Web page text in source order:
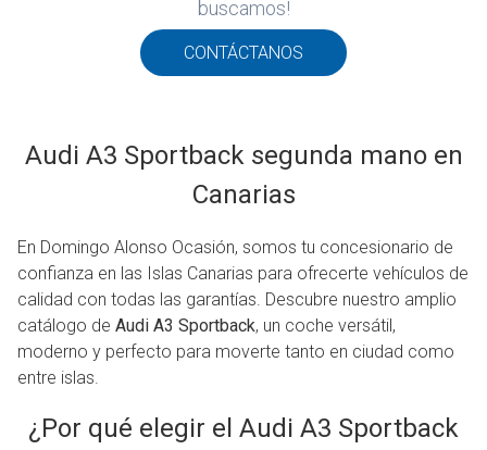
buscamos!
CONTÁCTANOS
Audi A3 Sportback segunda mano en
Canarias
En Domingo Alonso Ocasión, somos tu concesionario de
confianza en las Islas Canarias para ofrecerte vehículos de
calidad con todas las garantías. Descubre nuestro amplio
catálogo de Audi A3 Sportback, un coche versátil,
moderno y perfecto para moverte tanto en ciudad como
entre islas.
¿Por qué elegir el Audi A3 Sportback